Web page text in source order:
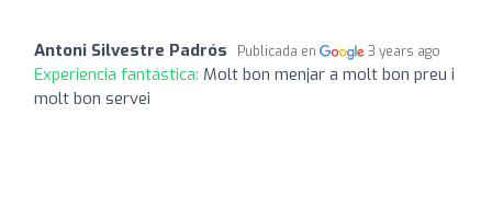
Antoni Silvestre Padrós Publicada en 3 years ago
Experiencia fantástica: Molt bon menjar a molt bon preu i
molt bon servei